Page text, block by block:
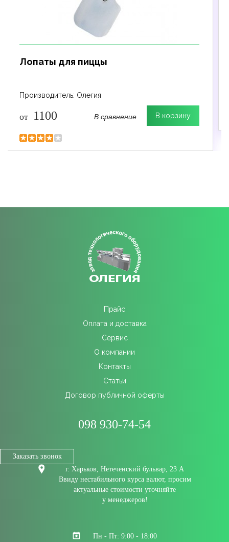
Лопаты для пиццы
Производитель: Олегия
от 1100 В корзину
В сравнение
Прайс
Оплата и доставка
Сервис
О компании
Контакты
Статьи
Договор публичной оферты
098 930-74-54
Заказать звонок
г. Харьков, Нетеченский бульвар, 23 А
Ввиду нестабильного курса валют, просим
актуальные стоимости уточняйте
у менеджеров!
Пн - Пт: 9:00 - 18:00